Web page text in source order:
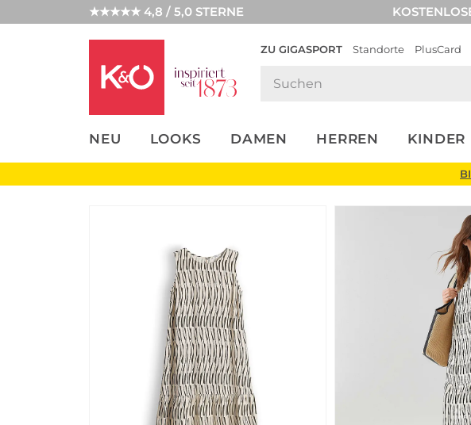
★★★★★ 4,8 / 5,0 STERNE
ZU GIGASPORT Standorte PlusCard
NEU LOOKS DAMEN HERREN KINDER
UNSERE APP
CLICK &